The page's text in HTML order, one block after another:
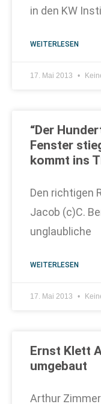
in den KW
WEITERLESEN
17. Mai 2013
“Der
Fenster
kommt ins
Den richtigen
Jacob (c)C.
unglaubliche
WEITERLESEN
17. Mai 2013
Ernst Klett
umgebaut
Arthur